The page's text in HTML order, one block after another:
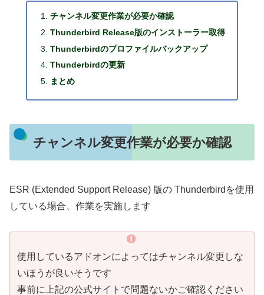
チャンネル変更作業が必要か確認
Thunderbird Release版のインストーラー取得
Thunderbirdのプロファイルバックアップ
Thunderbirdの更新
まとめ
チャンネル変更作業が必要か確認
ESR (Extended Support Release) 版の Thunderbirdを使用
している場合、作業を実施します
使用しているアドオンによってはチャンネル変更しな
いほうが良いそうです
事前に上記の公式サイトで問題ないかご確認ください